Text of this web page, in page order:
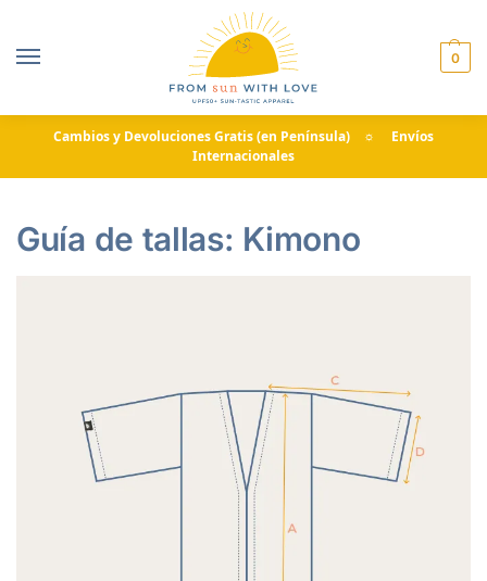
0
Cambios y Devoluciones Gratis (en Península) ☼ Envíos
Internacionales
Guía de tallas: Kimono